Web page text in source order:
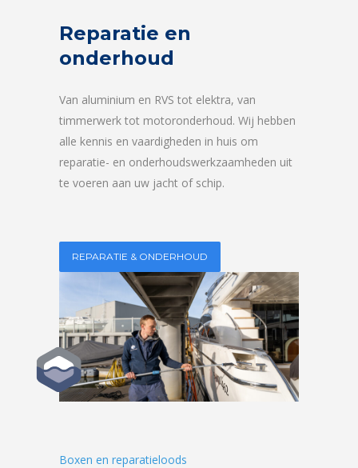
Reparatie en
onderhoud
Van aluminium en RVS tot elektra, van
timmerwerk tot motoronderhoud. Wij hebben
alle kennis en vaardigheden in huis om
reparatie- en onderhoudswerkzaamheden uit
te voeren aan uw jacht of schip.
REPARATIE & ONDERHOUD
Boxen en reparatieloods